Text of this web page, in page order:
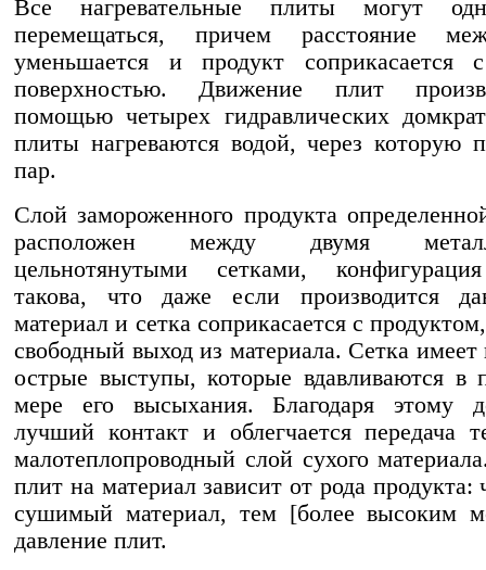
Все нагревательные плиты могут
перемещаться, причем расстояние
уменьшается и продукт соприкасается
поверхностью. Движение плит
помощью четырех гидравлических
плиты нагреваются водой, через которую
пар.
Слой замороженного продукта
расположен между двумя
цельнотянутыми сетками,
такова, что даже если производится
материал и сетка соприкасается с
свободный выход из материала. Сетка
острые выступы, которые вдавливаются в
мере его высыхания. Благодаря этому
лучший контакт и облегчается передача
малотеплопроводный слой сухого
плит на материал зависит от рода продукта:
сушимый материал, тем [более высоким
давление плит.